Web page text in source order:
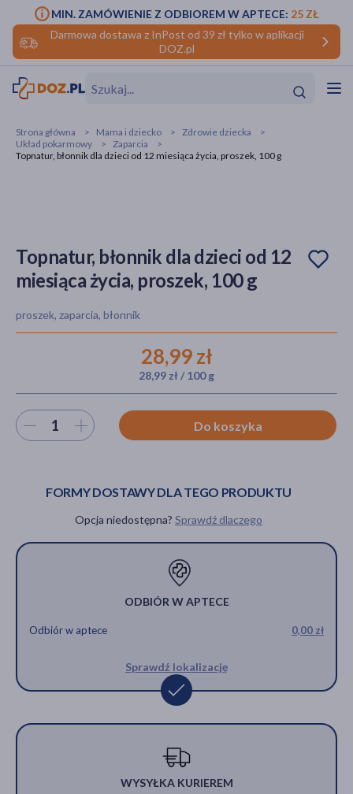
Darmowa dostawa z InPost od 39 zł tylko w aplikacji
DOZ.pl
MIN. ZAMÓWIENIE Z ODBIOREM W APTECE: 25 ZŁ
Hit
Strona główna Mama i dziecko
Zdrowie dziecka
Układ pokarmowy
Zaparcia
Topnatur, błonnik dla dzieci od 12 miesiąca życia, proszek, 100 g
Topnatur, błonnik dla dzieci od 12
miesiąca życia, proszek, 100 g
proszek, zaparcia, błonnik
28,99 zł
28,99 zł / 100 g
Wybierz ilość Do koszyka
FORMY DOSTAWY DLA TEGO PRODUKTU
Opcja niedostępna? Sprawdź dlaczego
ODBIÓR W APTECE
Odbiór w aptece 0,00 zł
Sprawdź lokalizację
WYSYŁKA KURIEREM